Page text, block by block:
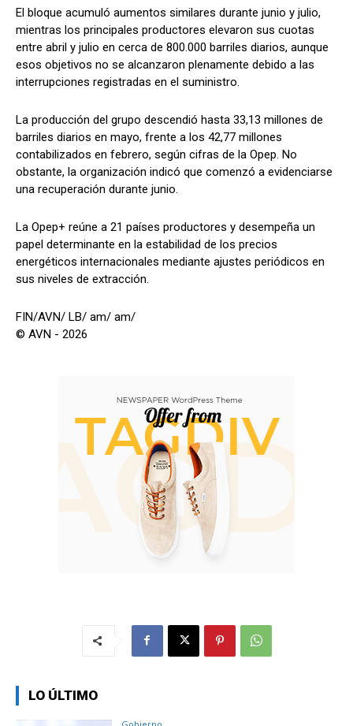
El bloque acumuló aumentos similares durante junio y julio,
mientras los principales productores elevaron sus cuotas
entre abril y julio en cerca de 800.000 barriles diarios, aunque
esos objetivos no se alcanzaron plenamente debido a las
interrupciones registradas en el suministro.
La producción del grupo descendió hasta 33,13 millones de
barriles diarios en mayo, frente a los 42,77 millones
contabilizados en febrero, según cifras de la Opep. No
obstante, la organización indicó que comenzó a evidenciarse
una recuperación durante junio.
La Opep+ reúne a 21 países productores y desempeña un
papel determinante en la estabilidad de los precios
energéticos internacionales mediante ajustes periódicos en
sus niveles de extracción.
FIN/AVN/ LB/ am/ am/
© AVN - 2026
LO ÚLTIMO